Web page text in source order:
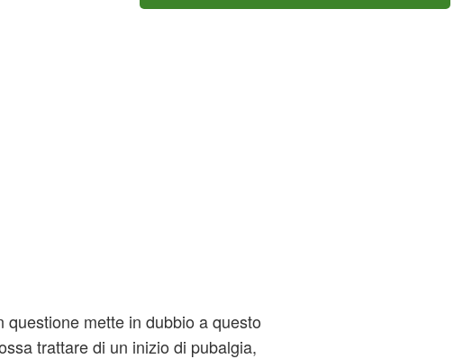
questione mette in dubbio a questo
trattare di un inizio di pubalgia,